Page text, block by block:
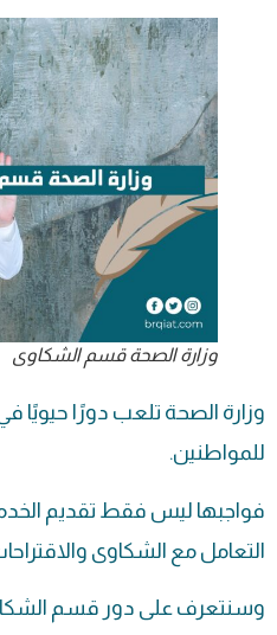
وزارة الصحة قسم الشكاوى
وزارة الصحة تلعب دورًا حيويًا
للمواطنين.
فواجبها ليس فقط تقديم
التعامل مع الشكاوى
وسنتعرف على دور قسم